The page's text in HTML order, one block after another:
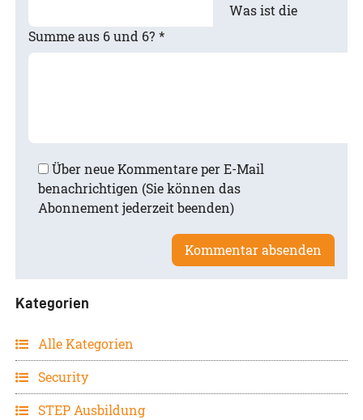
Was ist die
Summe aus 6 und 6? *
Über neue Kommentare per E-Mail
benachrichtigen (Sie können das
Abonnement jederzeit beenden)
Kategorien
Alle Kategorien
Security
STEP Ausbildung